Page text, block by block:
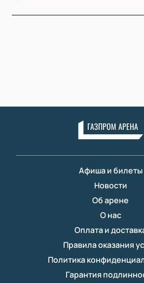
ГАЗПРОМ АРЕНА
Афиша и билеты
Новости
Об арене
О нас
Оплата и
Правила оказания
Политика
Гарантия